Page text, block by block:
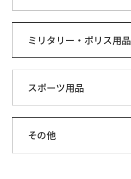
ミリタリー・ポリス用品
スポーツ用品
その他